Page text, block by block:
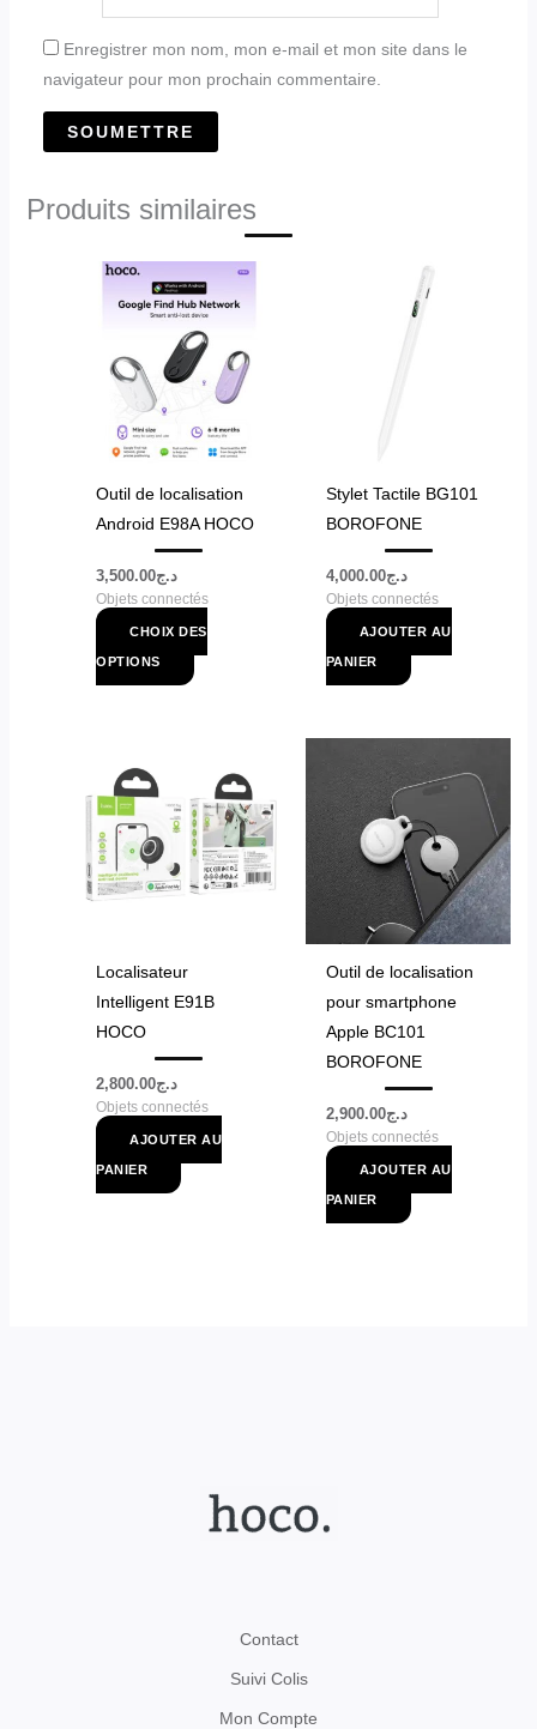
Enregistrer mon nom, mon e-mail et mon site dans le
navigateur pour mon prochain commentaire.
Produits similaires
Outil de localisation
Android E98A HOCO
د.ج3,500.00
Objets connectés
CHOIX DES
OPTIONS
produit
a
plusieurs
variations.
Les
options
peuvent
être
la
page
Stylet Tactile BG101
BOROFONE
د.ج4,000.00
Objets connectés
AJOUTER AU
PANIER
Localisateur
Intelligent E91B
HOCO
د.ج2,800.00
Objets connectés
AJOUTER AU
PANIER
Outil de localisation
pour smartphone
Apple BC101
BOROFONE
د.ج2,900.00
Objets connectés
AJOUTER AU
PANIER
Contact
Suivi Colis
Mon Compte